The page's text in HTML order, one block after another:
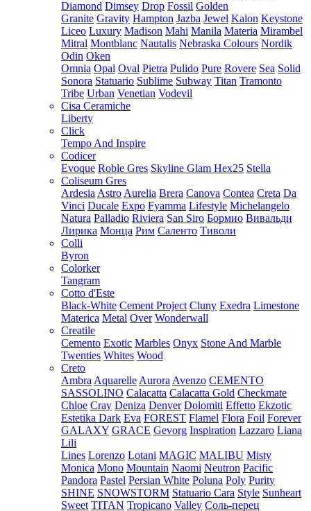
Diamond Dimsey Drop Fossil Golden
Granite Gravity Hampton Jazba Jewel Kalon Keystone
Liceo Luxury Madison Mahi Manila Materia Mirambel
Mitral Montblanc Nautalis Nebraska Colours Nordik
Odin Oken
Omnia Opal Oval Pietra Pulido Pure Rovere Sea Solid
Sonora Statuario Sublime Subway Titan Tramonto
Tribe Urban Venetian Vodevil
Cisa Ceramiche
Liberty
Click
Tempo And Inspire
Codicer
Evoque Roble Gres Skyline Glam Hex25 Stella
Coliseum Gres
Ardesia Astro Aurelia Brera Canova Contea Creta Da
Vinci Ducale Expo Fyamma Lifestyle Michelangelo
Natura Palladio Riviera San Siro Бормио Вивальди
Лирика Монца Рим Саленто Тиволи
Colli
Byron
Colorker
Tangram
Cotto d'Este
Black-White Cement Project Cluny Exedra Limestone
Materica Metal Over Wonderwall
Creatile
Cemento Exotic Marbles Onyx Stone And Marble
Twenties Whites Wood
Creto
Ambra Aquarelle Aurora Avenzo CEMENTO
SASSOLINO Calacatta Calacatta Gold Checkmate
Chloe Cray Deniza Denver Dolomiti Effetto Ekzotic
Estetika Dark Eva FOREST Flamel Flora Foil Forever
GALAXY GRACE Gevorg Inspiration Lazzaro Liana
Lili
Lines Lorenzo Lotani MAGIC MALIBU Misty
Monica Mono Mountain Naomi Neutron Pacific
Pandora Pastel Persian White Poluna Poly Purity
SHINE SNOWSTORM Statuario Cara Style Sunheart
Sweet TITAN Tropicano Valley Соль-перец